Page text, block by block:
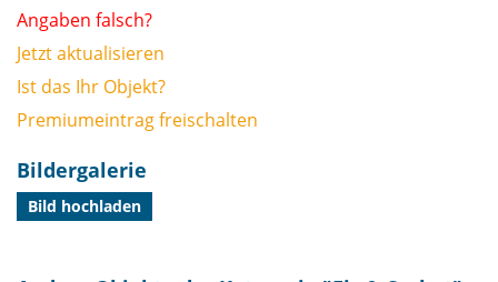
Angaben falsch?
Jetzt aktualisieren
Ist das Ihr Objekt?
Premiumeintrag freischalten
Bildergalerie
Bild hochladen